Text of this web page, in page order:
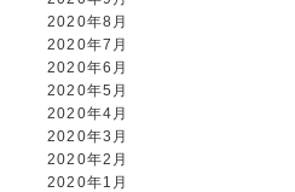
2020年8月
2020年7月
2020年6月
2020年5月
2020年4月
2020年3月
2020年2月
2020年1月